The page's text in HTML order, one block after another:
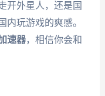
开外星人，还是国
内玩游戏的爽感。
速器，相信你会和